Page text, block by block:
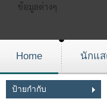
ข้อมูลต่างๆ
Home นักแ
ป้ายกำกับ